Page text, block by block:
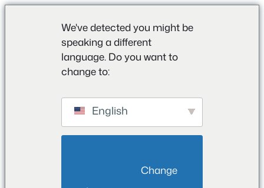
We've detected you might be
speaking a different
language. Do you want to
change to:
English